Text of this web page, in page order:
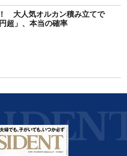
大人気オルカン積み立てで
円超」、本当の確率